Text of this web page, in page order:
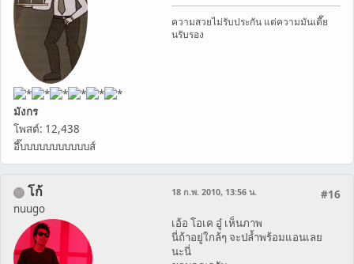
มังกร
โพสต์: 12,438
อึ๊บบบบบบบบบบบส์
ความสวยไม่รับประกัน แต่ความมันเดี๊ย
นรับรอง
โก้
nuugo
#16
18 ก.พ. 2010, 13:56 น.
เอ้อ โอเค อู๋ เห็นภาพ
นี่ถ้าอยู่ใกล้ๆ จะปล้ำพร้อมแอนเลย
นะนี่